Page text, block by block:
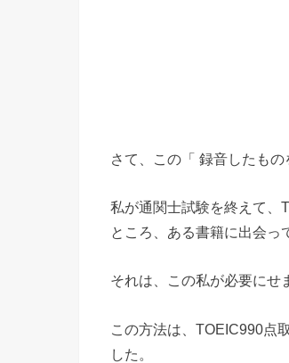
さて、この「 録音したもの
私が通関士試験を終えて、
ところ、ある書籍に出会っ
それは、この私が必要にせ
この方法は、TOEIC990点
した。